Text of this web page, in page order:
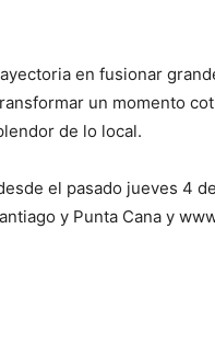
en fusionar
un momento
de lo local.
el pasado jueves 4
y Punta Cana y